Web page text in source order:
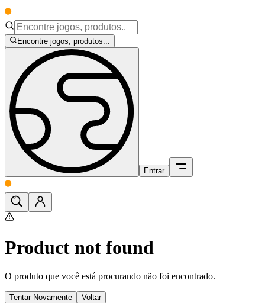
Encontre jogos, produtos...
Entrar
Product not found
O produto que você está procurando não foi encontrado.
Tentar Novamente Voltar